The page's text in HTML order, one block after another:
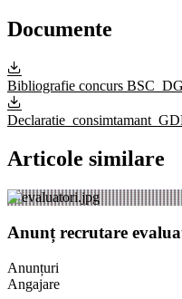
Documente
Bibliografie concurs
Articole similare
Anunț recrutare
Anunțuri
Angajare